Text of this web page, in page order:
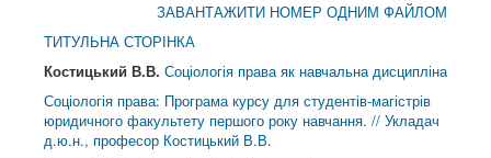
ЗАВАНТАЖИТИ НОМЕР ОДНИМ ФАЙЛОМ
ТИТУЛЬНА СТОРІНКА
Костицький В.В. Соціологія права як навчальна дисципліна
Соціологія права: Програма курсу для студентів-магістрів
юридичного факультету першого року навчання. // Укладач
д.ю.н., професор Костицький В.В.